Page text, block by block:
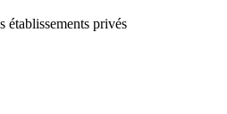
établissements privés